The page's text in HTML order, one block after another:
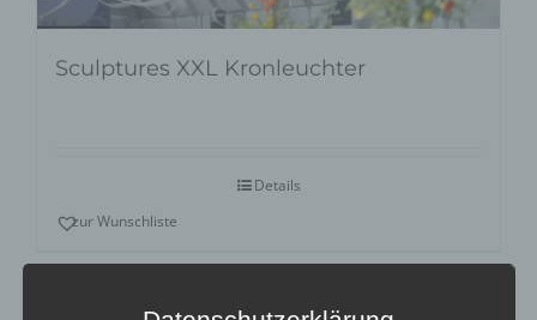
Sculptures XXL Kronleuchter
Details
zur Wunschliste